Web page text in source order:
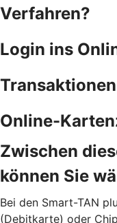
Verfahren?
Login ins
Online-
Zwischen
können Sie
Bei den Smart-TAN
(Debitkarte) oder